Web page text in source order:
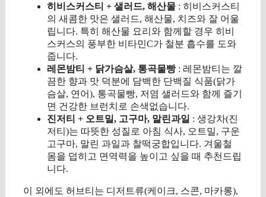
히비스커스티 + 샐러드, 해산물 : 히비스커스티
의 새콤한 맛은 샐러드, 해산물, 치즈와 잘 어울
립니다. 특히 해산물 요리와 함께할 경우 히비
스커스의 풍부한 비타민C가 철분 흡수를 도와
줍니다.
레몬밤티 + 닭가슴살, 통곡물빵: 레몬밤티는 깔
끔한 향과 맛 덕분에 담백한 단백질 식품(닭가
슴살, 연어), 통곡물빵, 저염 샐러드와 함께 즐기
면 건강한 브런치로 손색없습니다.
진저티 + 오트밀, 고구마, 말린과일 : 생강차(진
저티)는 따뜻한 성질로 아침 식사, 오트밀, 구운
고구마, 말린 과일과 찰떡궁합입니다. 겨울철
몸을 덥히고 면역력을 높이고 싶을 때 추천드립
니다.
이 외에도 허브티는 디저트류(케이크, 스콘, 마카롱),